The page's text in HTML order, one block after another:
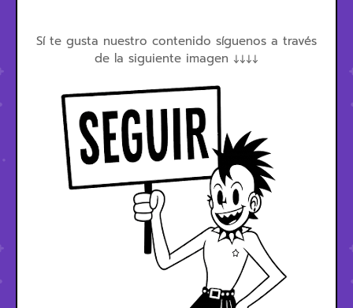
Sí te gusta nuestro contenido síguenos a través
de la siguiente imagen ↓↓↓↓